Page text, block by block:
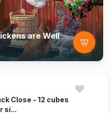
are Well
Close - 12 cubes
si...